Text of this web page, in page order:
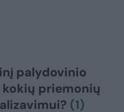
palydovinio
priemonių
(1)